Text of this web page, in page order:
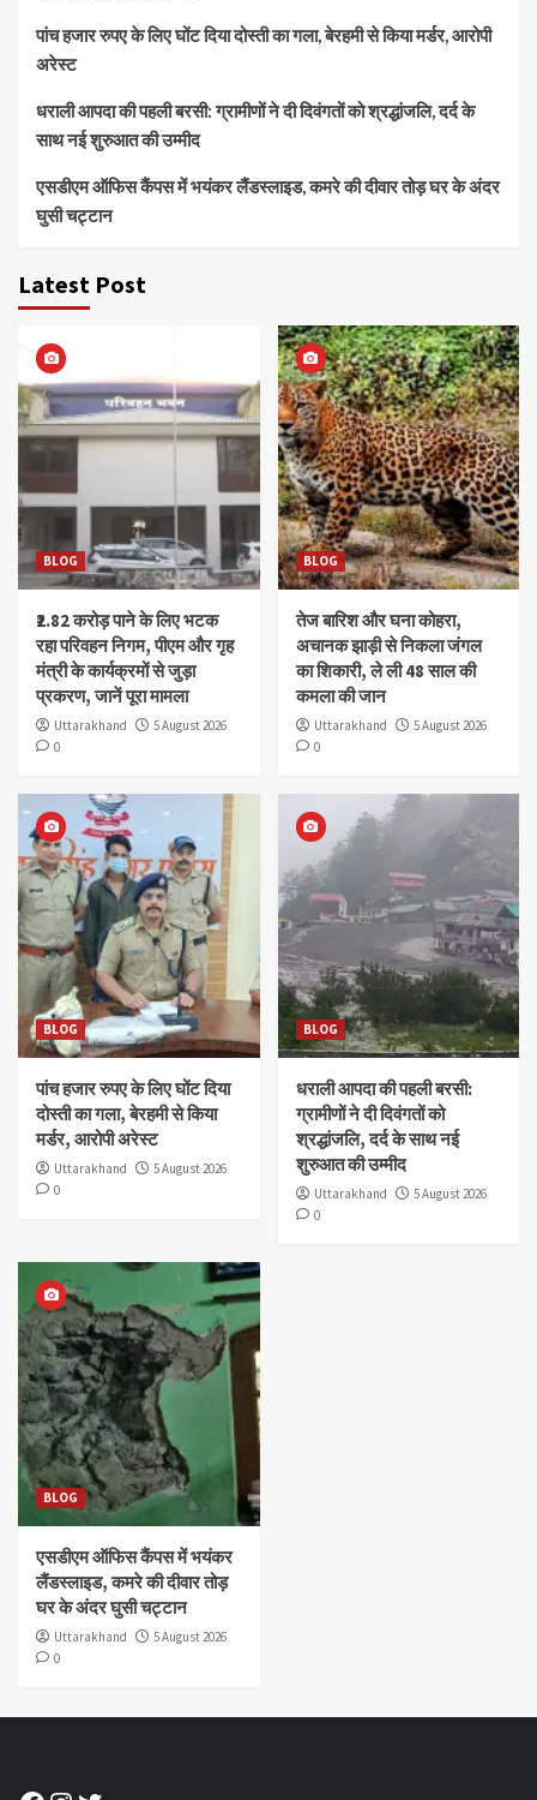
पांच हजार रुपए के लिए घोंट दिया दोस्ती का गला, बेरहमी से किया मर्डर, आरोपी
अरेस्ट
धराली आपदा की पहली बरसी: ग्रामीणों ने दी दिवंगतों को श्रद्धांजलि, दर्द के
साथ नई शुरुआत की उम्मीद
एसडीएम ऑफिस कैंपस में भयंकर लैंडस्लाइड, कमरे की दीवार तोड़ घर के अंदर
घुसी चट्टान
Latest Post
BLOG
₹2.82 करोड़ पाने के लिए भटक
रहा परिवहन निगम, पीएम और गृह
मंत्री के कार्यक्रमों से जुड़ा
प्रकरण, जानें पूरा मामला
Uttarakhand
5 August 2026
0
BLOG
तेज बारिश और घना कोहरा,
अचानक झाड़ी से निकला जंगल
का शिकारी, ले ली 48 साल की
कमला की जान
Uttarakhand
5 August 2026
0
BLOG
पांच हजार रुपए के लिए घोंट दिया
दोस्ती का गला, बेरहमी से किया
मर्डर, आरोपी अरेस्ट
Uttarakhand
5 August 2026
0
BLOG
धराली आपदा की पहली बरसी:
ग्रामीणों ने दी दिवंगतों को
श्रद्धांजलि, दर्द के साथ नई
शुरुआत की उम्मीद
Uttarakhand
5 August 2026
0
BLOG
एसडीएम ऑफिस कैंपस में भयंकर
लैंडस्लाइड, कमरे की दीवार तोड़
घर के अंदर घुसी चट्टान
Uttarakhand
5 August 2026
0